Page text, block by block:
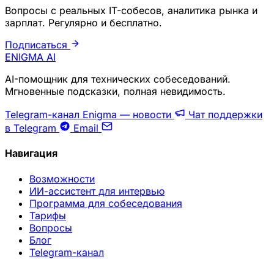
Вопросы с реальных IT-собесов, аналитика рынка и
зарплат. Регулярно и бесплатно.
Подписаться
ENIGMA AI
AI-помощник для технических собеседований.
Мгновенные подсказки, полная невидимость.
Telegram-канал Enigma — новости
Чат поддержки
в Telegram
Email
Навигация
Возможности
ИИ-ассистент для интервью
Программа для собеседования
Тарифы
Вопросы
Блог
Telegram-канал